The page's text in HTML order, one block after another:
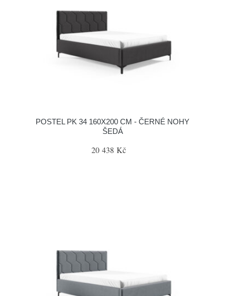
POSTEL PK 34 160X200 CM - ČERNÉ NOHY
ŠEDÁ
20 438 Kč